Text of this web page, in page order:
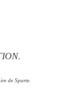
de Sparte.